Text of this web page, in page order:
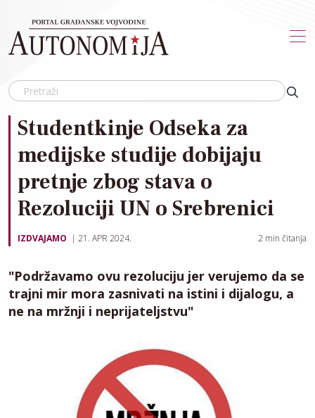
Studentkinje Odseka za
medijske studije dobijaju
pretnje zbog stava o
Rezoluciji UN o Srebrenici
IZDVAJAMO 21. APR 2024. 2 min čitanja
"Podržavamo ovu rezoluciju jer verujemo da se
trajni mir mora zasnivati na istini i dijalogu, a
ne na mržnji i neprijateljstvu"